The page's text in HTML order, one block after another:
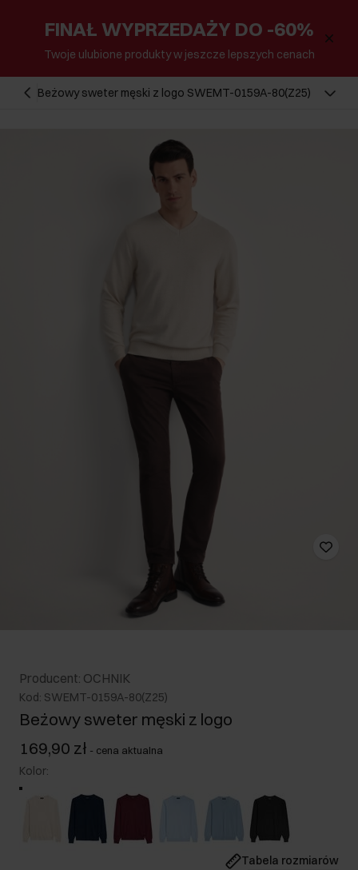
FINAŁ WYPRZEDAŻY DO -60%
Twoje ulubione produkty w jeszcze lepszych cenach
Beżowy sweter męski z logo SWEMT-0159A-80(Z25)
Producent: OCHNIK
Kod: SWEMT-0159A-80(Z25)
Beżowy sweter męski z logo
169,90 zł - cena aktualna
Kolor:
Tabela rozmiarów